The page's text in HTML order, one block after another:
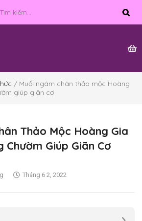
/ Muối ngâm chân thảo mộc Hoàng
giúp giãn cơ
Thảo Mộc Hoàng Gia
Chườm Giúp Giãn Cơ
Tháng 6 2, 2022